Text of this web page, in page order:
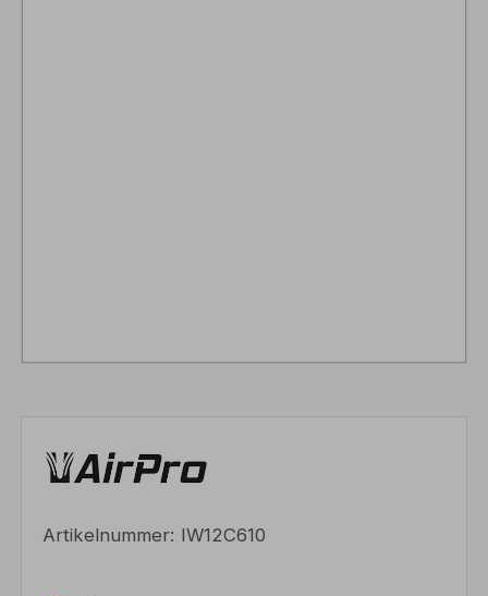
Artikelnummer: IW12C610